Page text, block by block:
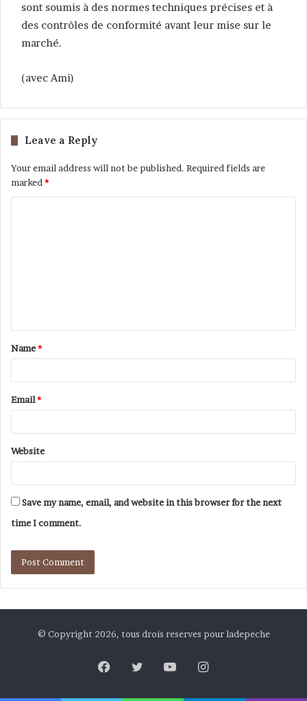
sont soumis à des normes techniques précises et à
des contrôles de conformité avant leur mise sur le
marché.
(avec Ami)
Leave a Reply
Your email address will not be published. Required fields are
marked*
Name*
Email*
Website
Save my name, email, and website in this browser for the next
time I comment.
© Copyright 2026, tous drois reserves pour ladepeche
Facebook
TwitterYouTubeInstagram